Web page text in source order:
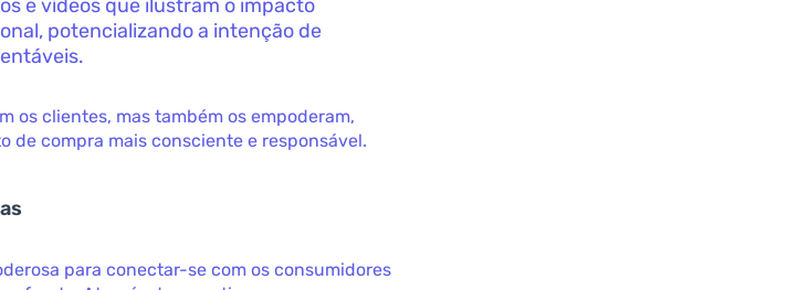
e vídeos que ilustram o impacto
potencializando a intenção de
os clientes, mas também os empoderam,
compra mais consciente e responsável.
para conectar-se com os consumidores